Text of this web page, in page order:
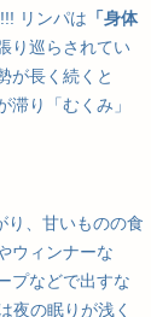
リンパは 「身体
り巡らされてい
が長く続くと
滞り「むくみ」
り、甘いものの食
ウィンナーな
プなどで出すな
夜の眠りが浅く